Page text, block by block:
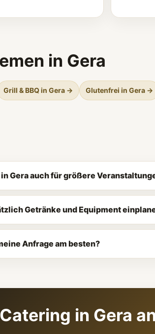
in Gera
Grill & BBQ in Gera → Glutenfrei in Gera →
Gera auch für größere
Getränke und Equipment
Anfrage am besten?
in Gera